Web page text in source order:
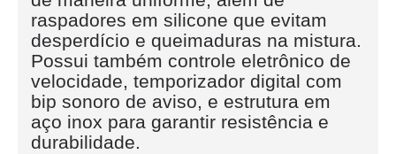
raspadores em silicone que evitam
desperdício e queimaduras na mistura.
Possui também controle eletrônico de
velocidade, temporizador digital com
bip sonoro de aviso, e estrutura em
aço inox para garantir resistência e
durabilidade.